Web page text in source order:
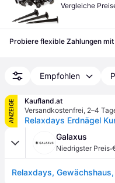
Vergleiche
Probiere flexible Zahlungen mit
Empfohlen
ANZEIGE
Kaufland.at
Versandkostenfrei, 2–4
Galaxus
Niedrigster Preis·
Relaxdays,